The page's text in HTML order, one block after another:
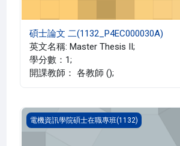
碩士論文 二(1132_P4EC000030A)
英文名稱: Master Thesis II;
學分數：1;
開課教師： 各教師 ();
大數據理論與應用(1132_P4EC010018A)
電機資訊學院碩士在職專班(1132)